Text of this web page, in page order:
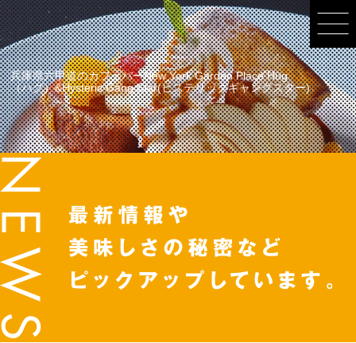
兵庫県六甲道のカフェバーNew York Garden Place Hug
（ハグ）&Hysteric Gang Star(ヒステリックギャングスター)